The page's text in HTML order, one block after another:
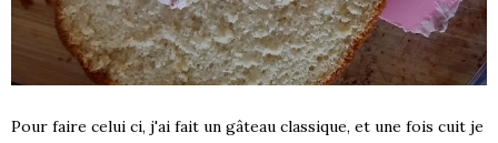
Pour faire celui ci, j'ai fait un gâteau classique, et une fois cuit je